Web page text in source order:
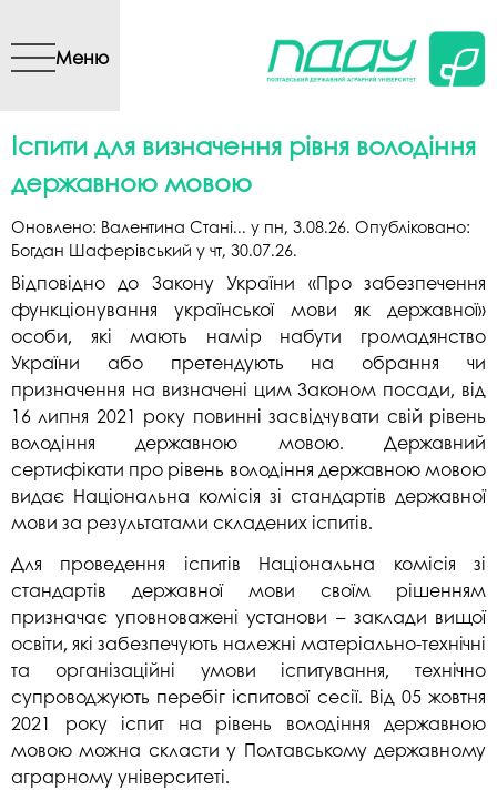
вмісту
Меню
Іспити для визначення рівня володіння
державною мовою
Оновлено: Валентина Стані... у пн, 3.08.26. Опубліковано:
Богдан Шаферівський у чт, 30.07.26.
Відповідно до Закону України «Про забезпечення
функціонування української мови як державної»
особи, які мають намір набути громадянство
України або претендують на обрання чи
призначення на визначені цим Законом посади, від
16 липня 2021 року повинні засвідчувати свій рівень
володіння державною мовою. Державний
сертифікати про рівень володіння державною мовою
видає Національна комісія зі стандартів державної
мови за результатами складених іспитів.
Для проведення іспитів Національна комісія зі
стандартів державної мови своїм рішенням
призначає уповноважені установи – заклади вищої
освіти, які забезпечують належні матеріально-технічні
та організаційні умови іспитування, технічно
супроводжують перебіг іспитової сесії. Від 05 жовтня
2021 року іспит на рівень володіння державною
мовою можна скласти у Полтавському державному
аграрному університеті.